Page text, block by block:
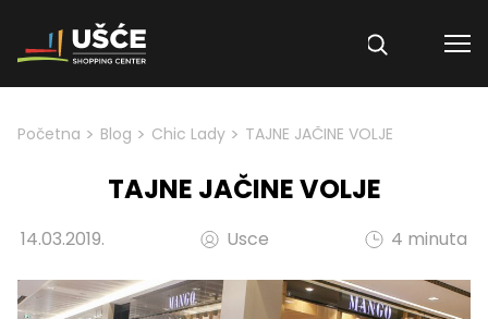
Skip to content
Početna > Blog > Chic Lady > TAJNE JAČINE VOLJE
TAJNE JAČINE VOLJE
14.03.2019. Usce 4 minuta